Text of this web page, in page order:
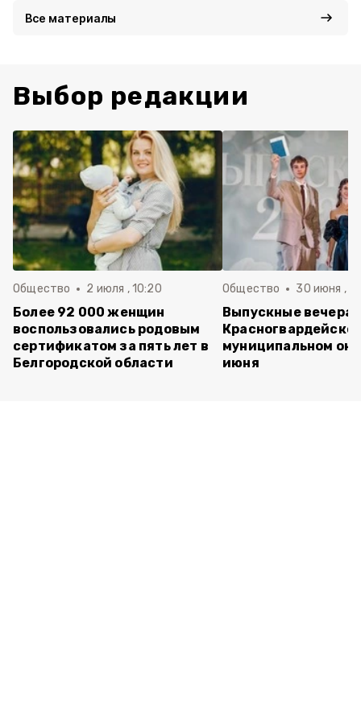
Все материалы
Выбор редакции
Общество 2 июля , 10:20
Более 92 000 женщин
воспользовались родовым
сертификатом за пять лет в
Белгородской области
Общество 30 июня ,
Выпускные вечера
муниципальном
июня